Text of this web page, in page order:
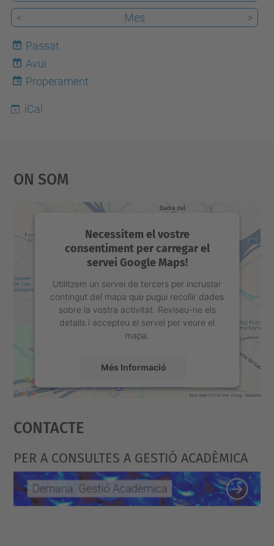
-
d
e
-
d
s
o
<
Mes >
Passat
8
Avui
Properament
iCal
On Som
Necessitem el vostre
consentiment per carregar el
servei Google Maps!
Utilitzem un servei de tercers per incrustar
contingut del mapa que pugui recollir dades
sobre la vostra activitat. Reviseu-ne els
detalls i accepteu el servei per veure el
mapa.
Més Informació
powered by
Contacte
PER A CONSULTES A GESTIÓ ACADÈMICA